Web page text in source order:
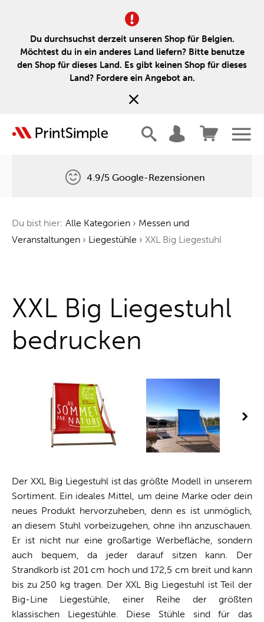
Du durchsuchst derzeit unseren Shop für Belgien.
Möchtest du in ein anderes Land liefern? Bitte benutze
den Shop für dieses Land. Es gibt keinen Shop für dieses
Land? Fordere ein Angebot an.
Ein Baum für jede Bestellung
4.9/5 Google-Rezensionen
Du bist hier: Alle Kategorien › Messen und
Veranstaltungen › Liegestühle › XXL Big Liegestuhl
XXL Big Liegestuhl
bedrucken
Der XXL Big Liegestuhl ist das größte Modell in unserem
Sortiment. Ein ideales Mittel, um deine Marke oder dein
neues Produkt hervorzuheben, denn es ist unmöglich,
an diesem Stuhl vorbeizugehen, ohne ihn anzuschauen.
Er ist nicht nur eine großartige Werbefläche, sondern
auch bequem, da jeder darauf sitzen kann. Der
Strandkorb ist 201 cm hoch und 172,5 cm breit und kann
bis zu 250 kg tragen. Der XXL Big Liegestuhl ist Teil der
Big-Line Liegestühle, einer Reihe der größten
klassischen Liegestühle. Diese Stühle sind für das